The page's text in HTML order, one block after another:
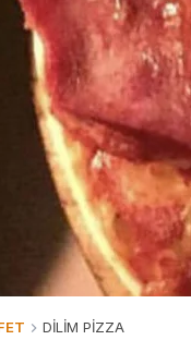
DİLİM PİZZA